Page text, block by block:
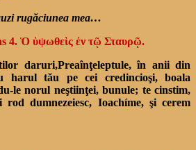
rugăciunea mea…
4. Ὁ ὑψωθεὶς ἐν τῷ Σταυρῷ.
daruri,Preaînţeleptule, în anii din
harul tău pe cei credincioşi,boala
le norul neştiinţei, bunule; te cinstim,
rod dumnezeiesc, Ioachíme, şi cerem